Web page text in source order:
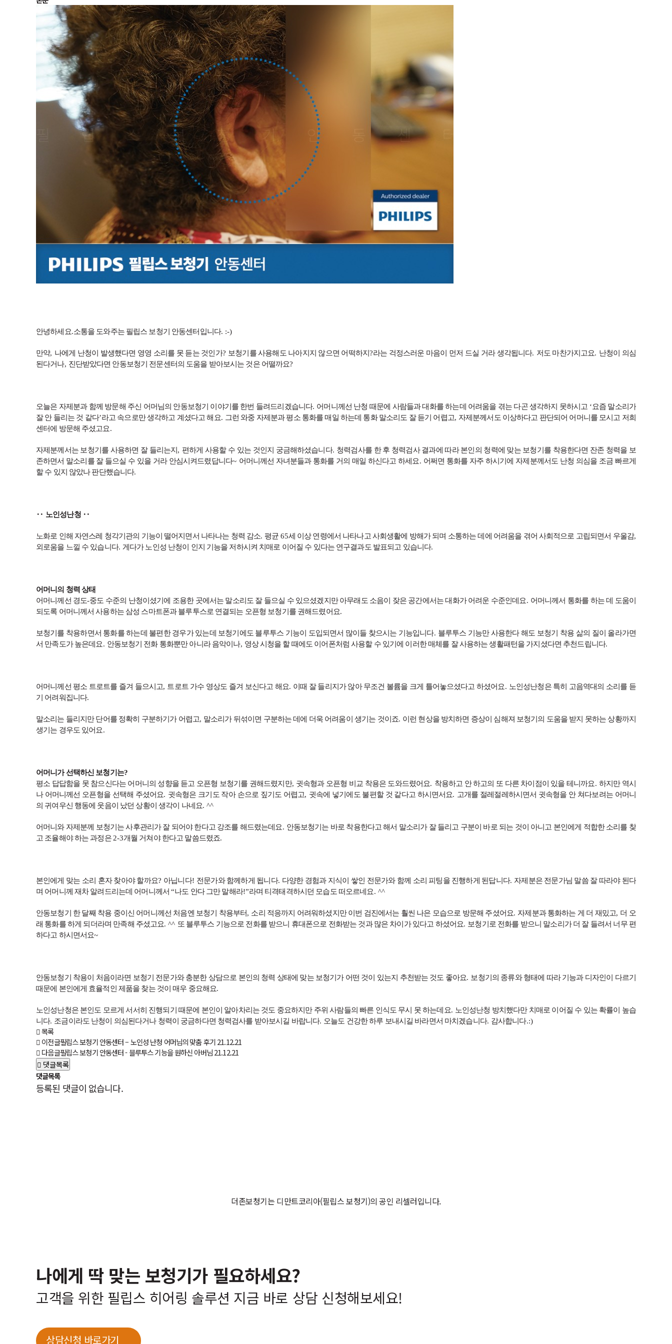
안녕하세요.소통을 도와주는 필립스 보청기 안동센터입니다. :-)
만약, 나에게 난청이 발생했다면 영영 소리를 못 듣는 것인가? 보청기를 사용해도 나아지지 않으면 어떡하지 ?라는 걱정스러운 마음이 먼저 드실 거라 생각됩니다. 저도 마찬가지고요. 난청이 의심
된다거나, 진단받았다면 안동보청기 전문센터의 도움을 받아보시는 것은 어떨까요?
오늘은 자제분과 함께 방문해 주신 어머님의 안동보청기 이야기를 한번 들려드리겠습니다. 어머니께선 난청 때문에 사람들과 대화를 하는데 어려움을 겪는 다곤 생각하지 못하시고 ‘요즘 말소리가
잘 안 들리는 것 같다’라고 속으로만 생각하고 계셨다고 해요. 그런 와중 자제분과 평소 통화를 매일 하는데 통화 말소리도 잘 듣기 어렵고, 자제분께서도 이상하다고 판단되어 어머니를 모시고 저희
센터에 방문해 주셨고요.
자제분께서는 보청기를 사용하면 잘 들리는지 , 편하게 사용할 수 있는 것인지 궁금해하셨습니다. 청력검사를 한 후 청력검사 결과에 따라 본인의 청력에 맞는 보청기를 착용한다면 잔존 청력을 보
존하면서 말소리를 잘 들으실 수 있을 거라 안심시켜드렸답니다~ 어머니께선 자녀분들과 통화를 거의 매일 하신다고 하세요. 어쩌면 통화를 자주 하시기에 자제분께서도 난청 의심을 조금 빠르게
할 수 있지 않았나 판단했습니다.
‥ 노인성난청 ‥
노화로 인해 자연스레 청각기관의 기능이 떨어지면서 나타나는 청력 감소. 평균 65세 이상 연령에서 나타나고 사회생활에 방해가 되며 소통하는 데에 어려움을 겪어 사회적으로 고립되면서 우울감,
외로움을 느낄 수 있습니다. 게다가 노인성 난청이 인지 기능을 저하시켜 치매로 이어질 수 있다는 연구결과도 발표되고 있습니다.
어머니의 청력 상태
어머니께선 경도-중도 수준의 난청이셨기에 조용한 곳에서는 말소리도 잘 들으실 수 있으셨겠지만 아무래도 소음이 잦은 공간에서는 대화가 어려운 수준인데요. 어머니께서 통화를 하는 데 도움이
되도록 어머니께서 사용하는 삼성 스마트폰과 블루투스로 연결되는 오픈형 보청기를 권해드렸어요.
보청기를 착용하면서 통화를 하는데 불편한 경우가 있는데 보청기에도 블루투스 기능이 도입되면서 많이들 찾으시는 기능입니다. 블루투스 기능만 사용한다 해도 보청기 착용 삶의 질이 올라가면
서 만족도가 높은데요. 안동보청기 전화 통화뿐만 아니라 음악이나, 영상 시청을 할 때에도 이어폰처럼 사용할 수 있기에 이러한 매체를 잘 사용하는 생활패턴을 가지셨다면 추천드립니다.
어머니께선 평소 트로트를 즐겨 들으시고, 트로트 가수 영상도 즐겨 보신다고 해요. 이때 잘 들리지가 않아 무조건 볼륨을 크게 틀어놓으셨다고 하셨어요. 노인성난청은 특히 고음역대의 소리를 듣
기 어려워집니다.
말소리는 들리지만 단어를 정확히 구분하기가 어렵고, 말소리가 뒤섞이면 구분하는 데에 더욱 어려움이 생기는 것이죠. 이런 현상을 방치하면 증상이 심해져 보청기의 도움을 받지 못하는 상황까지
생기는 경우도 있어요.
어머니가 선택하신 보청기는?
평소 답답함을 못 참으신다는 어머니의 성향을 듣고 오픈형 보청기를 권해드렸지만, 귓속형과 오픈형 비교 착용은 도와드렸어요. 착용하고 안 하고의 또 다른 차이점이 있을 테니까요. 하지만 역시
나 어머니께선 오픈형을 선택해 주셨어요. 귓속형은 크기도 작아 손으로 짚기도 어렵고, 귓속에 넣기에도 불편할 것 같다고 하시면서요. 고개를 절레절레하시면서 귓속형을 안 쳐다보려는 어머니
의 귀여우신 행동에 웃음이 났던 상황이 생각이 나네요. ^^
어머니와 자제분께 보청기는 사후관리가 잘 되어야 한다고 강조를 해드렸는데요. 안동보청기는 바로 착용한다고 해서 말소리가 잘 들리고 구분이 바로 되는 것이 아니고 본인에게 적합한 소리를 찾
고 조율해야 하는 과정은 2-3개월 거쳐야 한다고 말씀드렸죠.
본인에게 맞는 소리 혼자 찾아야 할까요? 아닙니다! 전문가와 함께하게 됩니다. 다양한 경험과 지식이 쌓인 전문가와 함께 소리 피팅을 진행하게 된답니다. 자제분은 전문가님 말씀 잘 따라야 된다
며 어머니께 재차 알려드리는데 어머니께서“나도 안다 그만 말해라!”라며 티격태격하시던 모습도 떠오르네요. ^^
안동보청기 한 달째 착용 중이신 어머니께선 처음엔 보청기 착용부터, 소리 적응까지 어려워하셨지만 이번 검진에서는 훨씬 나은 모습으로 방문해 주셨어요. 자제분과 통화하는 게 더 재밌고, 더 오
래 통화를 하게 되더라며 만족해 주셨고요. ^^ 또 블루투스 기능으로 전화를 받으니 휴대폰으로 전화받는 것과 많은 차이가 있다고 하셨어요. 보청기로 전화를 받으니 말소리가 더 잘 들려서 너무 편
하다고 하시면서요~
안동보청기 착용이 처음이라면 보청기 전문가와 충분한 상담으로 본인의 청력 상태에 맞는 보청기가 어떤 것이 있는지 추천받는 것도 좋아요. 보청기의 종류와 형태에 따라 기능과 디자인이 다르기
때문에 본인에게 효율적인 제품을 찾는 것이 매우 중요해요.
노인성난청은 본인도 모르게 서서히 진행되기 때문에 본인이 알아차리는 것도 중요하지만 주위 사람들의 빠른 인식도 무시 못 하는데요. 노인성난청 방치했다만 치매로 이어질 수 있는 확률이 높습
니다. 조금이라도 난청이 의심된다거나 청력이 궁금하다면 청력검사를 받아보시길 바랍니다. 오늘도 건강한 하루 보내시길 바라면서 마치겠습니다. 감사합니다.:)
목록
이전글필립스 보청기 안동센터 – 노인성 난청 어머님의 맞춤 후기21.12.21
다음글필립스 보청기 안동센터 - 블루투스 기능을 원하신 아버님21.12.21
댓글목록
댓글목록
등록된 댓글이 없습니다.
더존보청기는 디만트코리아(필립스 보청기)의 공인 리셀러입니다.
나에게 딱 맞는 보청기가 필요하세요?
고객을 위한 필립스 히어링 솔루션 지금 바로 상담 신청해보세요!
상담신청 바로가기